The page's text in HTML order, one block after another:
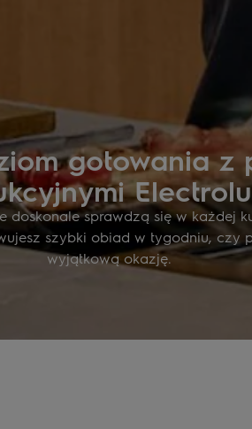
gotowania z
doskonale sprawdzą się w każdej
szybki obiad w tygodniu, czy
wyjątkową okazję.